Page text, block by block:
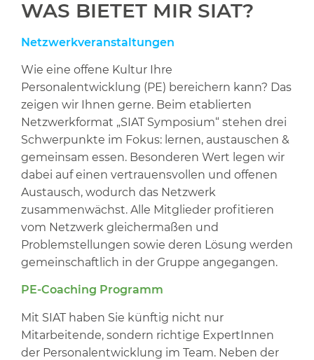
WAS BIETET MIR SIAT?
Netzwerkveranstaltungen
Wie eine offene Kultur Ihre
Personalentwicklung (PE) bereichern kann? Das
zeigen wir Ihnen gerne. Beim etablierten
Netzwerkformat „SIAT Symposium“ stehen drei
Schwerpunkte im Fokus: lernen, austauschen &
gemeinsam essen. Besonderen Wert legen wir
dabei auf einen vertrauensvollen und offenen
Austausch, wodurch das Netzwerk
zusammenwächst. Alle Mitglieder profitieren
vom Netzwerk gleichermaßen und
Problemstellungen sowie deren Lösung werden
gemeinschaftlich in der Gruppe angegangen.
PE-Coaching Programm
Mit SIAT haben Sie künftig nicht nur
Mitarbeitende, sondern richtige ExpertInnen
der Personalentwicklung im Team. Neben der